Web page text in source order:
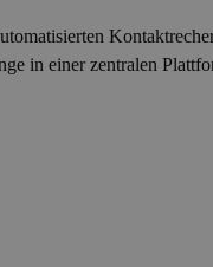
in einer zentralen